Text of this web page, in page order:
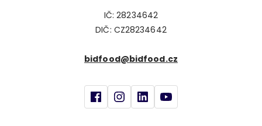
IČ: 28234642
DIČ: CZ28234642
bidfood@bidfood.cz